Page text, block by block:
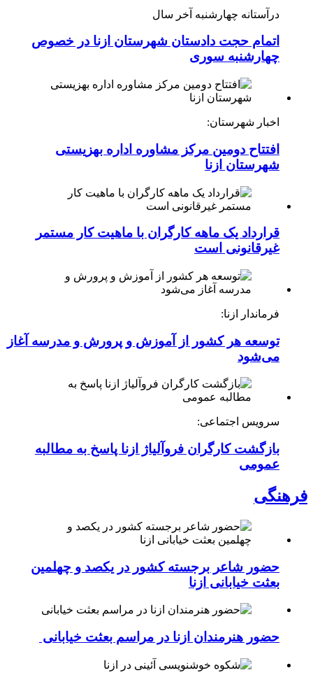
درآستانه چهارشنبه آخر سال
اتمام حجت دادستان شهرستان ازنا در خصوص
چهارشنبه ‌سوری
اخبار شهرستان:
افتتاح دومین مرکز مشاوره اداره بهزیستی
شهرستان ازنا
قرارداد یک ماهه کارگران با ماهیت کار مستمر
غیرقانونی است
فرماندار ازنا:
توسعه هر کشور از آموزش و پرورش و مدرسه آغاز
می‌شود
سرویس اجتماعی:
بازگشت کارگران فروآلیاژ ازنا پاسخ به مطالبه
عمومی
فرهنگی
حضور شاعر برجسته کشور در یکصد و چهلمین
بعثت خیابانی ازنا
حضور هنرمندان ازنا در مراسم بعثت خیابانی